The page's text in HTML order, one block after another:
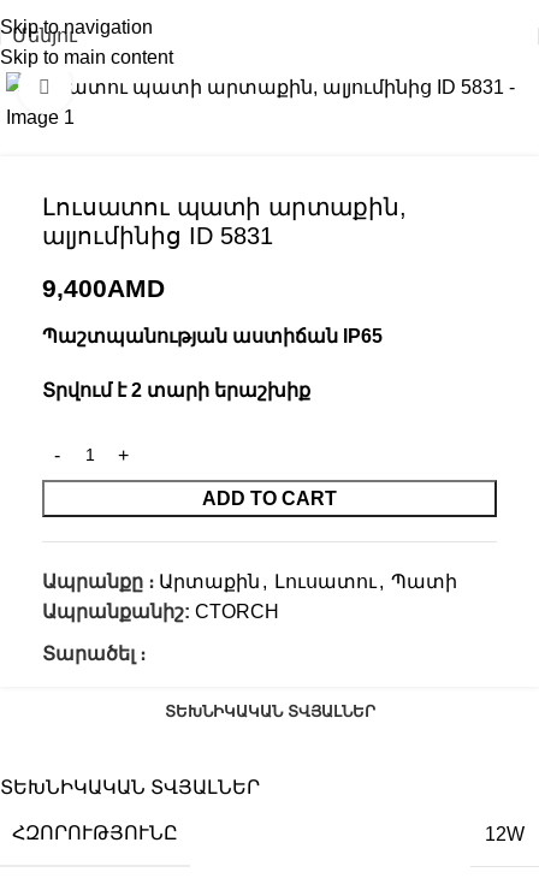
Skip to navigation
Skip to main content
Մենյու
Click to enlarge
Լուսատու պատի արտաքին,
ալյումինից ID 5831
9,400AMD
Պաշտպանության աստիճան IP65
Տրվում է 2 տարի երաշխիք
ADD TO CART
Ապրանքը ։ Արտաքին , Լուսատու, Պատի
Ապրանքանիշ: CTORCH
Տարածել ։
ՏԵԽՆԻԿԱԿԱՆ ՏՎՅԱԼՆԵՐ
ՏԵԽՆԻԿԱԿԱՆ ՏՎՅԱԼՆԵՐ
ՀԶՈՐՈՒԹՅՈՒՆԸ 12W